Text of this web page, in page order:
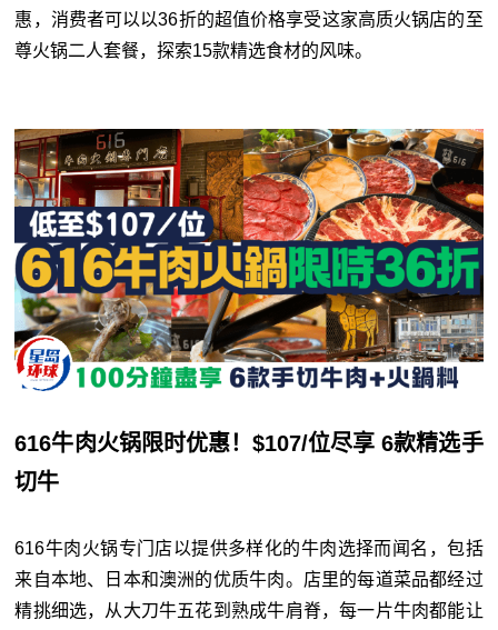
惠，消费者可以以36折的超值价格享受这家高质火锅店的至
尊火锅二人套餐，探索15款精选食材的风味。
616牛肉火锅限时优惠！$107/位尽享 6款精选手
切牛
616牛肉火锅专门店以提供多样化的牛肉选择而闻名，包括
来自本地、日本和澳洲的优质牛肉。店里的每道菜品都经过
精挑细选，从大刀牛五花到熟成牛肩脊，每一片牛肉都能让